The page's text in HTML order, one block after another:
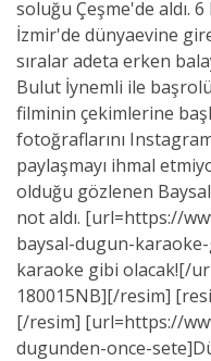
soluğu Çeşme'de aldı.
İzmir'de dünyaevine
sıralar adeta erken
Bulut İynemli ile başrolü
filminin çekimlerine
fotoğraflarını
paylaşmayı ihmal
olduğu gözlenen
not aldı. [url=https://
baysal-dugun-
karaoke gibi olacak![/
180015NB][/resim]
[/resim] [url=https://
dugunden-once-